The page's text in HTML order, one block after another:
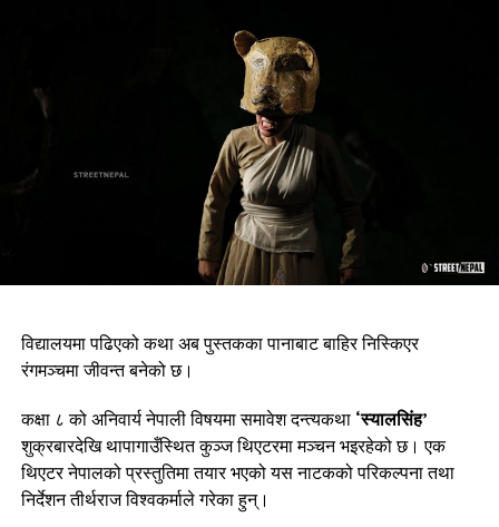
विद्यालयमा पढिएको कथा अब पुस्तकका पानाबाट बाहिर निस्किएर
रंगमञ्चमा जीवन्त बनेको छ।
कक्षा ८ को अनिवार्य नेपाली विषयमा समावेश दन्त्यकथा ‘स्यालसिंह’
शुक्रबारदेखि थापागाउँस्थित कुञ्ज थिएटरमा मञ्चन भइरहेको छ। एक
थिएटर नेपालको प्रस्तुतिमा तयार भएको यस नाटकको परिकल्पना तथा
निर्देशन तीर्थराज विश्वकर्माले गरेका हुन्।